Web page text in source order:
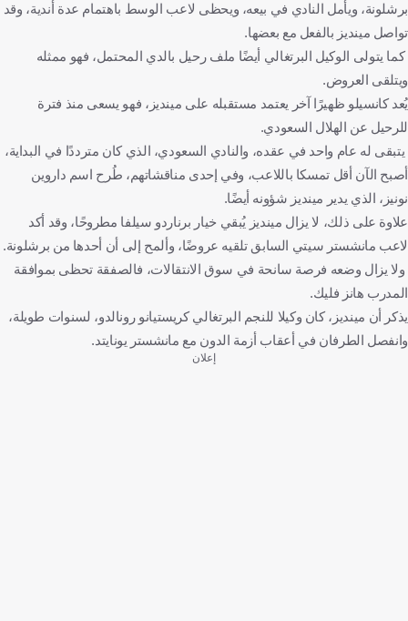
برشلونة، ويأمل النادي في بيعه، ويحظى لاعب الوسط باهتمام عدة أندية، وقد
تواصل مينديز بالفعل مع بعضها.
كما يتولى الوكيل البرتغالي أيضًا ملف رحيل بالدي المحتمل، فهو ممثله
ويتلقى العروض.
يُعد كانسيلو ظهيرًا آخر يعتمد مستقبله على مينديز، فهو يسعى منذ فترة
للرحيل عن الهلال السعودي.
يتبقى له عام واحد في عقده، والنادي السعودي، الذي كان مترددًا في البداية،
أصبح الآن أقل تمسكا باللاعب، وفي إحدى مناقشاتهم، طُرح اسم داروين
نونيز، الذي يدير مينديز شؤونه أيضًا.
علاوة على ذلك، لا يزال مينديز يُبقي خيار برناردو سيلفا مطروحًا، وقد أكد
لاعب مانشستر سيتي السابق تلقيه عروضًا، وألمح إلى أن أحدها من برشلونة.
ولا يزال وضعه فرصة سانحة في سوق الانتقالات، فالصفقة تحظى بموافقة
المدرب هانز فليك.
يذكر أن مينديز، كان وكيلا للنجم البرتغالي كريستيانو رونالدو، لسنوات طويلة،
وانفصل الطرفان في أعقاب أزمة الدون مع مانشستر يونايتد.
إعلان